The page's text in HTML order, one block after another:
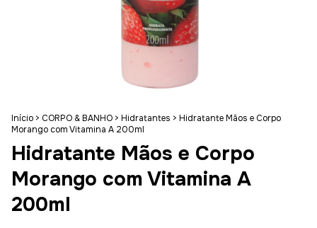
Início > CORPO & BANHO > Hidratantes > Hidratante Mãos e Corpo
Morango com Vitamina A 200ml
Hidratante Mãos e Corpo
Morango com Vitamina A
200ml